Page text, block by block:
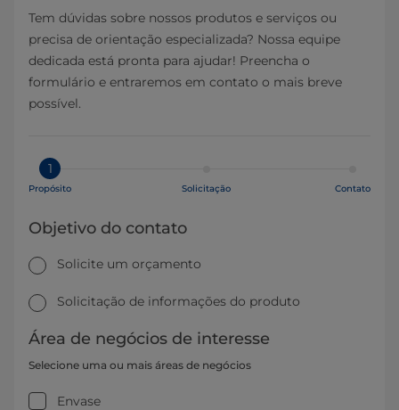
Tem dúvidas sobre nossos produtos e serviços ou
precisa de orientação especializada? Nossa equipe
dedicada está pronta para ajudar! Preencha o
formulário e entraremos em contato o mais breve
possível.
1
Propósito Solicitação Contato
Objetivo do contato
Solicite um orçamento
Solicitação de informações do produto
Área de negócios de interesse
Selecione uma ou mais áreas de negócios
Envase